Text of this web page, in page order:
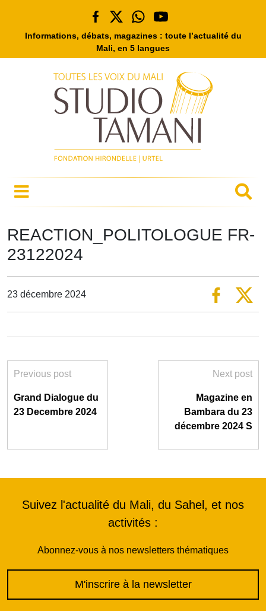
Informations, débats, magazines : toute l’actualité du
Mali, en 5 langues
REACTION_POLITOLOGUE FR-
23122024
23 décembre 2024
Previous post
Grand Dialogue du
23 Decembre 2024
Next post
Magazine en
Bambara du 23
décembre 2024 S
Suivez l'actualité du Mali, du Sahel, et nos
activités :
Abonnez-vous à nos newsletters thématiques
M'inscrire à la newsletter